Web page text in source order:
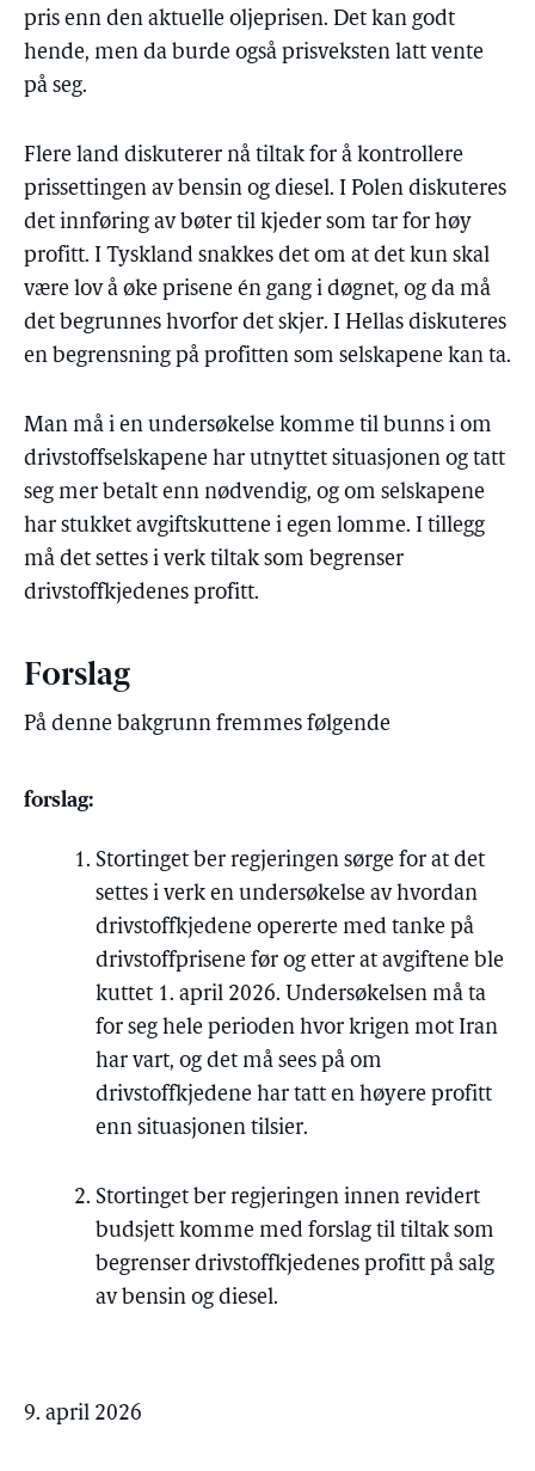
pris enn den aktuelle oljeprisen. Det kan godt
hende, men da burde også prisveksten latt vente
på seg.
Flere land diskuterer nå tiltak for å kontrollere
prissettingen av bensin og diesel. I Polen diskuteres
det innføring av bøter til kjeder som tar for høy
profitt. I Tyskland snakkes det om at det kun skal
være lov å øke prisene én gang i døgnet, og da må
det begrunnes hvorfor det skjer. I Hellas diskuteres
en begrensning på profitten som selskapene kan ta.
Man må i en undersøkelse komme til bunns i om
drivstoffselskapene har utnyttet situasjonen og tatt
seg mer betalt enn nødvendig, og om selskapene
har stukket avgiftskuttene i egen lomme. I tillegg
må det settes i verk tiltak som begrenser
drivstoffkjedenes profitt.
Forslag
På denne bakgrunn fremmes følgende
forslag:
Stortinget ber regjeringen sørge for at det
settes i verk en undersøkelse av hvordan
drivstoffkjedene opererte med tanke på
drivstoffprisene før og etter at avgiftene ble
kuttet 1. april 2026. Undersøkelsen må ta
for seg hele perioden hvor krigen mot Iran
har vart, og det må sees på om
drivstoffkjedene har tatt en høyere profitt
enn situasjonen tilsier.
Stortinget ber regjeringen innen revidert
budsjett komme med forslag til tiltak som
begrenser drivstoffkjedenes profitt på salg
av bensin og diesel.
9. april 2026